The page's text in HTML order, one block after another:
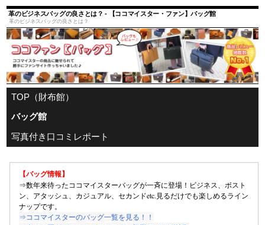
革のビジネスバッグの良さとは？ - 【ココマイスター・ファン】バッグ館
革のビジネスバッグの良さとは？
TOP（財布館）
バッグ館
写真付き口コミレポート
【バッグ情報】
⇒数年来待ったココマイスターバッグが一斉に登場！ビジネス、ボスト
ン、アタッシュ、カジュアル、セカンドetc.見るだけでも楽しめるライン
ナップです。
⇒ココマイスターのバッグ一覧を見る！！